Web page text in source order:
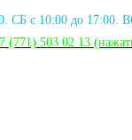
СБ с 10:00 до 17:00.
(771) 503 02 13